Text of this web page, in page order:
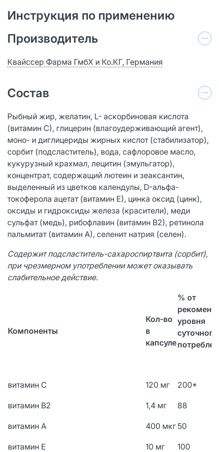
Инструкция по применению
Производитель
Квайссер Фарма ГмбХ и Ко.КГ, Германия
Состав
Рыбный жир, желатин, L- аскорбиновая кислота
(витамин С), глицерин (влагоудерживающий агент),
моно- и диглицериды жирных кислот (стабилизатор),
сорбит (подсластитель), вода, сафлоровое масло,
кукурузный крахмал, лецитин (эмульгатор),
концентрат, содержащий лютеин и зеаксантин,
выделенный из цветков календулы, D-альфа-
токоферола ацетат (витамин Е), цинка оксид (цинк),
оксиды и гидроксиды железа (красители), меди
сульфат (медь), рибофлавин (витамин В2), ретинола
пальмитат (витамин А), селенит натрия (селен).
Содержит подсластитель-сахароспиртвита (сорбит),
при чрезмерном употреблении может оказывать
слабительное действие.
Компоненты
Кол-во
в
капсуле
% от
уровня
суточного
витамин С 120 мг 200*
витамин В2 1,4 мг 88
витамин А 400 мкг 50
витамин Е 10 мг 100